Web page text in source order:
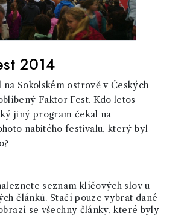
2014
na Sokolském ostrově v Českých
Faktor Fest. Kdo letos
jiný program čekal na
nabitého festivalu, který byl
seznam klíčových slov u
článků. Stačí pouze vybrat dané
se všechny články, které byly